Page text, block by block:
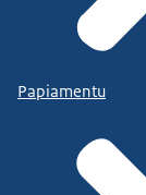
Papiamentu